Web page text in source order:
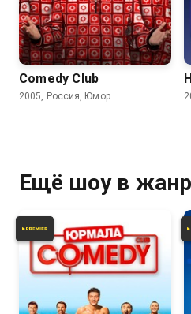
Comedy Club
2005, Россия, Юмор
Ещё шоу в